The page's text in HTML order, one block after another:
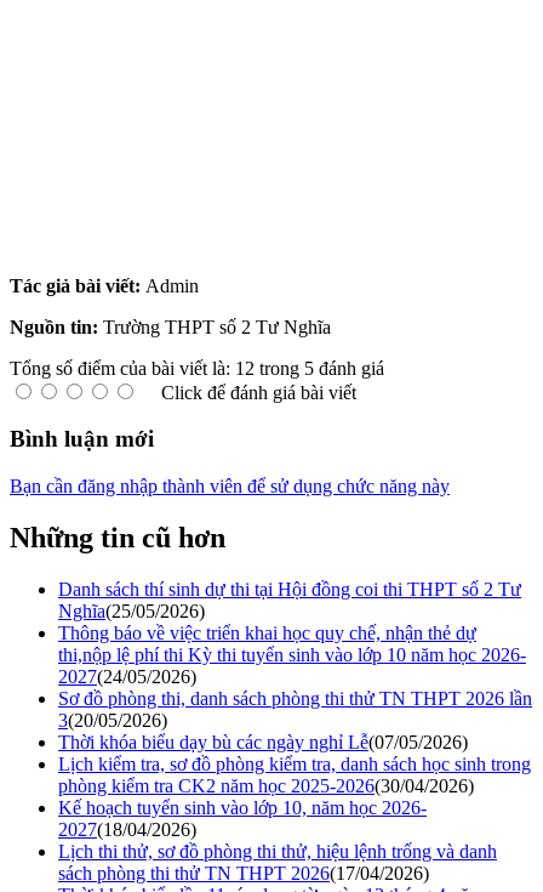
Tác giả bài viết: Admin
Nguồn tin: Trường THPT số 2 Tư Nghĩa
Tổng số điểm của bài viết là: 12 trong 5 đánh giá
Click để đánh giá bài viết
Bình luận mới
Bạn cần đăng nhập thành viên để sử dụng chức năng này
Những tin cũ hơn
Danh sách thí sinh dự thi tại Hội đồng coi thi THPT số 2 Tư
Nghĩa(25/05/2026)
Thông báo về việc triển khai học quy chế, nhận thẻ dự
thi,nộp lệ phí thi Kỳ thi tuyển sinh vào lớp 10 năm học 2026-
2027(24/05/2026)
Sơ đồ phòng thi, danh sách phòng thi thử TN THPT 2026 lần
3(20/05/2026)
Thời khóa biểu dạy bù các ngày nghỉ Lễ(07/05/2026)
Lịch kiểm tra, sơ đồ phòng kiểm tra, danh sách học sinh trong
phòng kiểm tra CK2 năm học 2025-2026(30/04/2026)
Kế hoạch tuyển sinh vào lớp 10, năm học 2026-
2027(18/04/2026)
Lịch thi thử, sơ đồ phòng thi thử, hiệu lệnh trống và danh
sách phòng thi thử TN THPT 2026(17/04/2026)